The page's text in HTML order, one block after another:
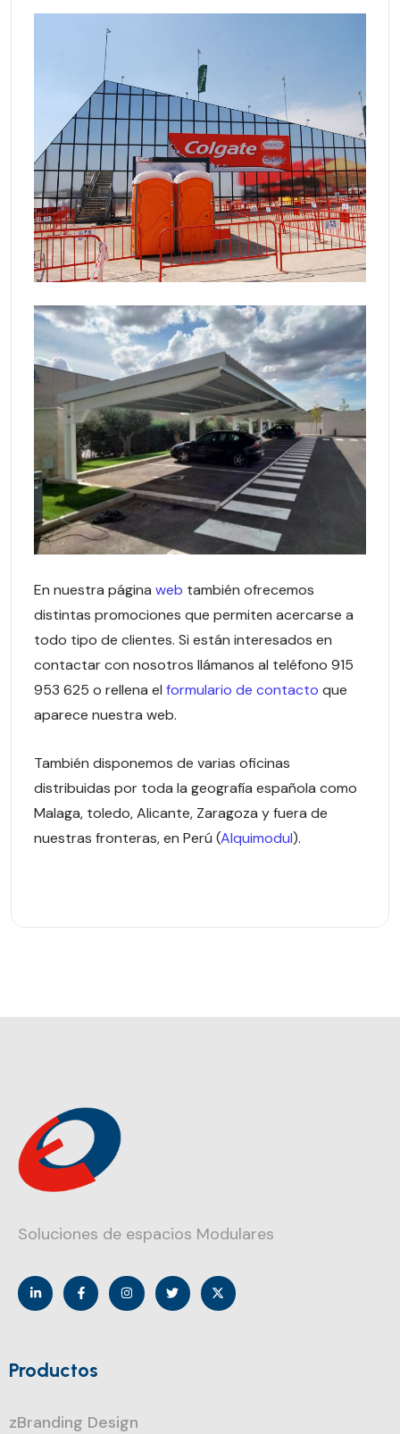
En nuestra página web también ofrecemos
distintas promociones que permiten acercarse a
todo tipo de clientes. Si están interesados en
contactar con nosotros llámanos al teléfono 915
953 625 o rellena el formulario de contacto que
aparece nuestra web.
También disponemos de varias oficinas
distribuidas por toda la geografía española como
Malaga, toledo, Alicante, Zaragoza y fuera de
nuestras fronteras, en Perú (Alquimodul).
Soluciones de espacios Modulares
Productos
zBranding Design